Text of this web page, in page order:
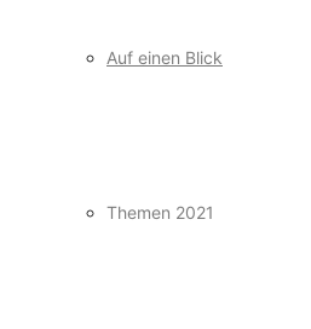
Auf einen Blick
Themen 2021